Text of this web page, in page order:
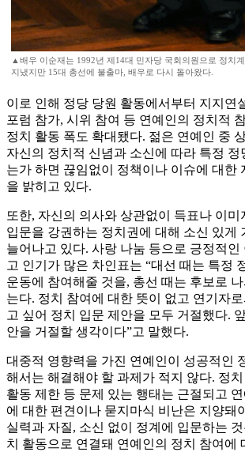
▲배우 이순재는 1992년 제14대 민자당 국회의원으로 정치
지냈지만 15대 총선에 불출마, 배우로 다시 돌아왔다.
이로 인해 정당 당원 활동에서부터 지지연
포럼 참가, 시위 참여 등 연예인의 정치적
정치 활동 폭도 확대됐다. 젊은 연예인 중
자신의 정치적 신념과 소신에 따라 특정
는가 하면 끊임없이 정책이나 이슈에 대한
을 밝히고 있다.
또한, 자신의 의사와 상관없이 득표나 이미
입문을 강권하는 정치권에 대해 소신 있게
늘어나고 있다. 사랑 나눔 등으로 긍정적인
고 인기가 많은 차인표는 “대선 때는 특정
운동에 참여해줄 것을, 총선 때는 후보로
는다. 정치 참여에 대한 뜻이 없고 연기자
고 싶어 정치 입문 제안을 모두 거절했다.
안을 거절할 생각이다”고 말했다.
대중적 영향력을 가진 연예인이 성공적인
해서는 해결해야 할 과제가 적지 않다. 정치
활동 제한 등 문제 있는 행태는 근절되고
에 대한 편견이나 묻지마식 비난은 지양돼
실력과 자질, 소신 없이 정계에 입문하는
치 활동으로 연결돼 연예인의 정치 참여에